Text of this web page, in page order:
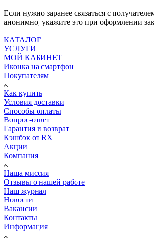
Если нужно заранее связаться с
анонимно, укажите это при оформлении
КАТАЛОГ
УСЛУГИ
МОЙ КАБИНЕТ
Иконка на смартфон
Покупателям
Как купить
Условия доставки
Способы оплаты
Вопрос-ответ
Гарантия и возврат
Кэшбэк от RX
Акции
Компания
Наша миссия
Отзывы о нашей работе
Наш журнал
Новости
Вакансии
Контакты
Информация